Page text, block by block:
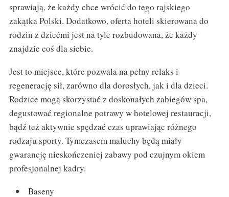
sprawiają, że każdy chce wrócić do tego rajskiego
zakątka Polski. Dodatkowo, oferta hoteli skierowana do
rodzin z dziećmi jest na tyle rozbudowana, że każdy
znajdzie coś dla siebie.
Jest to miejsce, które pozwala na pełny relaks i
regenerację sił, zarówno dla dorosłych, jak i dla dzieci.
Rodzice mogą skorzystać z doskonałych zabiegów spa,
degustować regionalne potrawy w hotelowej restauracji,
bądź też aktywnie spędzać czas uprawiając różnego
rodzaju sporty. Tymczasem maluchy będą miały
gwarancję nieskończeniej zabawy pod czujnym okiem
profesjonalnej kadry.
Baseny